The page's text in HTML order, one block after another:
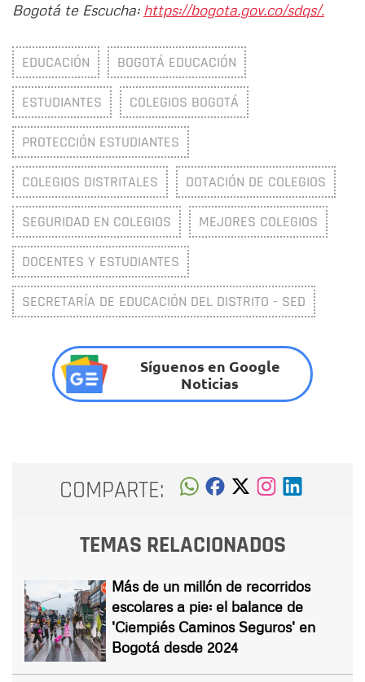
Bogotá te Escucha: https://bogota.gov.co/sdqs/.
EDUCACIÓN BOGOTÁ EDUCACIÓN
ESTUDIANTES COLEGIOS BOGOTÁ
PROTECCIÓN ESTUDIANTES
COLEGIOS DISTRITALES DOTACIÓN DE COLEGIOS
SEGURIDAD EN COLEGIOS MEJORES COLEGIOS
DOCENTES Y ESTUDIANTES
SECRETARÍA DE EDUCACIÓN DEL DISTRITO - SED
Síguenos en Google
Noticias
COMPARTE:
TEMAS RELACIONADOS
Más de un millón de recorridos
escolares a pie: el balance de
'Ciempiés Caminos Seguros' en
Bogotá desde 2024